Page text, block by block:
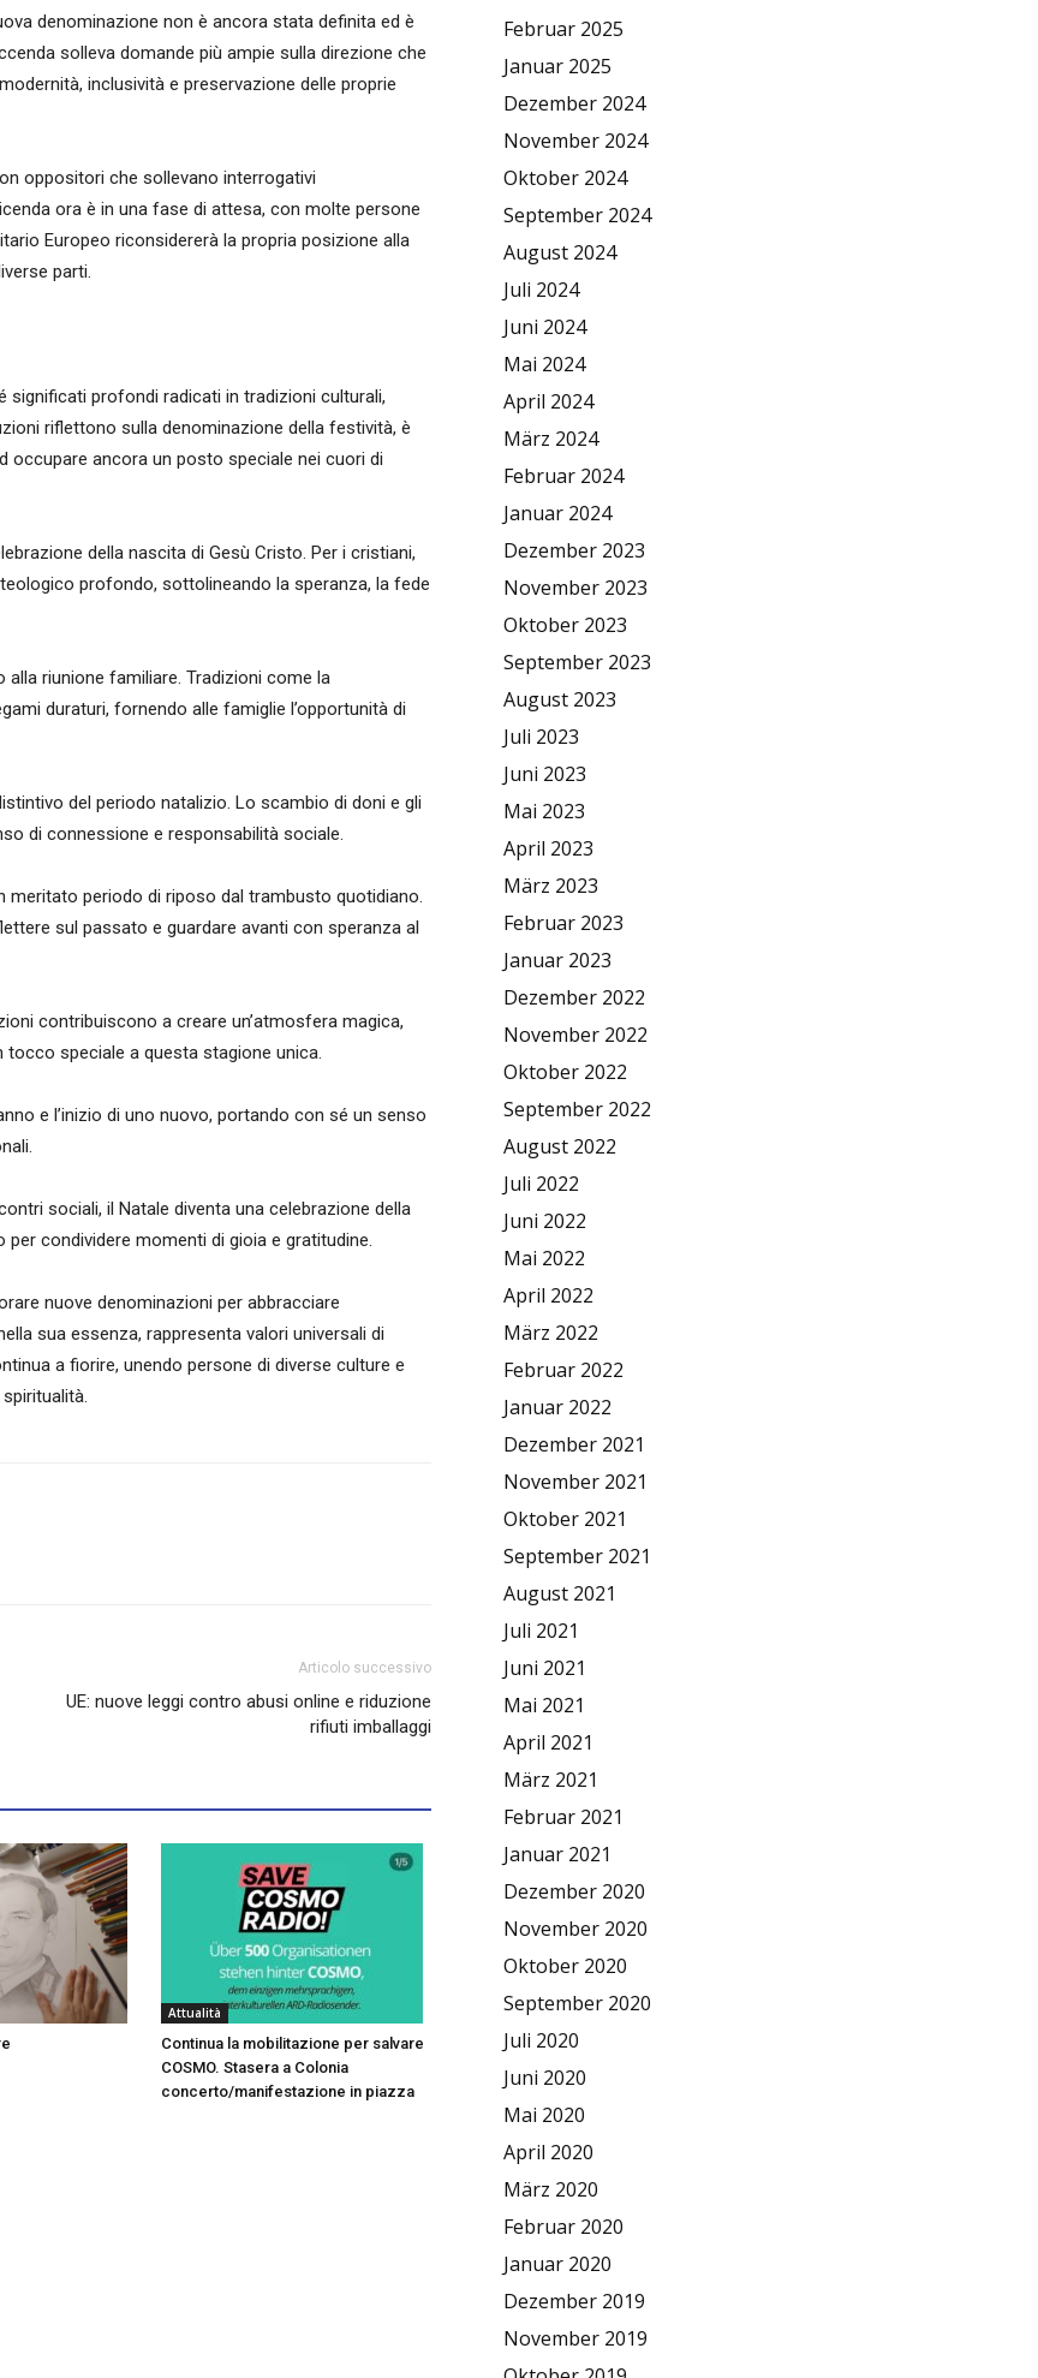
denominazione non è ancora stata definita ed è
solleva domande più ampie sulla direzione che
inclusività e preservazione delle proprie
oppositori che sollevano interrogativi
ora è in una fase di attesa, con molte persone
Europeo riconsidererà la propria posizione alla
parti.
significati profondi radicati in tradizioni culturali,
riflettono sulla denominazione della festività, è
occupare ancora un posto speciale nei cuori di
della nascita di Gesù Cristo. Per i cristiani,
profondo, sottolineando la speranza, la fede
alla riunione familiare. Tradizioni come la
duraturi, fornendo alle famiglie l’opportunità di
del periodo natalizio. Lo scambio di doni e gli
di connessione e responsabilità sociale.
periodo di riposo dal trambusto quotidiano.
sul passato e guardare avanti con speranza al
contribuiscono a creare un’atmosfera magica,
speciale a questa stagione unica.
e l’inizio di uno nuovo, portando con sé un senso
sociali, il Natale diventa una celebrazione della
condividere momenti di gioia e gratitudine.
nuove denominazioni per abbracciare
sua essenza, rappresenta valori universali di
a fiorire, unendo persone di diverse culture e
Articolo successivo
UE: nuove leggi contro abusi online e riduzione
rifiuti imballaggi
Attualità
Continua la mobilitazione per salvare
COSMO. Stasera a Colonia
concerto/manifestazione in piazza
Februar 2025
Januar 2025
Dezember 2024
November 2024
Oktober 2024
September 2024
August 2024
Juli 2024
Juni 2024
Mai 2024
April 2024
März 2024
Februar 2024
Januar 2024
Dezember 2023
November 2023
Oktober 2023
September 2023
August 2023
Juli 2023
Juni 2023
Mai 2023
April 2023
März 2023
Februar 2023
Januar 2023
Dezember 2022
November 2022
Oktober 2022
September 2022
August 2022
Juli 2022
Juni 2022
Mai 2022
April 2022
März 2022
Februar 2022
Januar 2022
Dezember 2021
November 2021
Oktober 2021
September 2021
August 2021
Juli 2021
Juni 2021
Mai 2021
April 2021
März 2021
Februar 2021
Januar 2021
Dezember 2020
November 2020
Oktober 2020
September 2020
Juli 2020
Juni 2020
Mai 2020
April 2020
März 2020
Februar 2020
Januar 2020
Dezember 2019
November 2019